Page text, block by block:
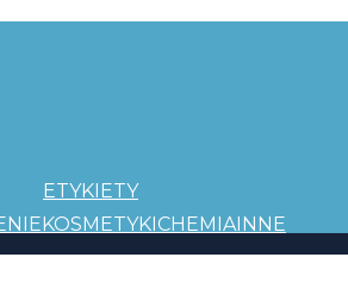
ETYKIETY
KOSMETYKICHEMIAINNE